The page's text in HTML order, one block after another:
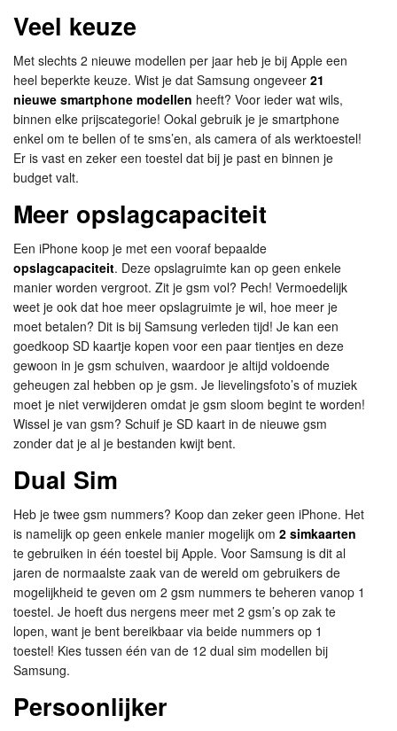
Veel keuze
Met slechts 2 nieuwe modellen per jaar heb je bij Apple een
heel beperkte keuze. Wist je dat Samsung ongeveer 21
nieuwe smartphone modellen heeft? Voor ieder wat wils,
binnen elke prijscategorie! Ookal gebruik je je smartphone
enkel om te bellen of te sms’en, als camera of als werktoestel!
Er is vast en zeker een toestel dat bij je past en binnen je
budget valt.
Meer opslagcapaciteit
Een iPhone koop je met een vooraf bepaalde
opslagcapaciteit. Deze opslagruimte kan op geen enkele
manier worden vergroot. Zit je gsm vol? Pech! Vermoedelijk
weet je ook dat hoe meer opslagruimte je wil, hoe meer je
moet betalen? Dit is bij Samsung verleden tijd! Je kan een
goedkoop SD kaartje kopen voor een paar tientjes en deze
gewoon in je gsm schuiven, waardoor je altijd voldoende
geheugen zal hebben op je gsm. Je lievelingsfoto’s of muziek
moet je niet verwijderen omdat je gsm sloom begint te worden!
Wissel je van gsm? Schuif je SD kaart in de nieuwe gsm
zonder dat je al je bestanden kwijt bent.
Dual Sim
Heb je twee gsm nummers? Koop dan zeker geen iPhone. Het
is namelijk op geen enkele manier mogelijk om 2 simkaarten
te gebruiken in één toestel bij Apple. Voor Samsung is dit al
jaren de normaalste zaak van de wereld om gebruikers de
mogelijkheid te geven om 2 gsm nummers te beheren vanop 1
toestel. Je hoeft dus nergens meer met 2 gsm’s op zak te
lopen, want je bent bereikbaar via beide nummers op 1
toestel! Kies tussen één van de 12 dual sim modellen bij
Samsung.
Persoonlijker